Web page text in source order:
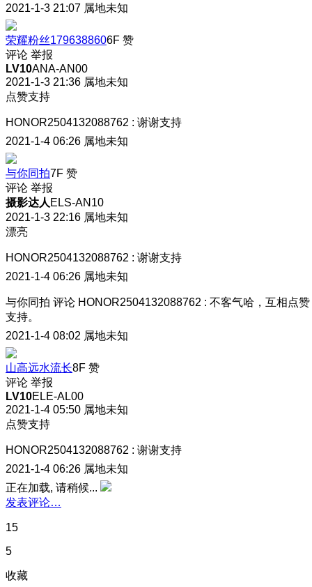
2021-1-3 21:07 属地未知
荣耀粉丝1796388606F 赞
评论 举报
LV10ANA-AN00
2021-1-3 21:36 属地未知
点赞支持
HONOR2504132088762 : 谢谢支持
2021-1-4 06:26 属地未知
与你同拍7F 赞
评论 举报
摄影达人 ELS-AN10
2021-1-3 22:16 属地未知
漂亮
HONOR2504132088762 : 谢谢支持
2021-1-4 06:26 属地未知
与你同拍 评论 HONOR2504132088762 : 不客气哈，互相点赞
支持。
2021-1-4 08:02 属地未知
山高远水流长8F 赞
评论 举报
LV10ELE-AL00
2021-1-4 05:50 属地未知
点赞支持
HONOR2504132088762 : 谢谢支持
2021-1-4 06:26 属地未知
正在加载, 请稍候...
发表评论…
15
5
收藏